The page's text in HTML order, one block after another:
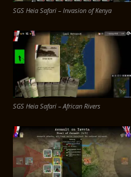
SGS Heia Safari – Invasion of Kenya
SGS Heia Safari – African Rivers